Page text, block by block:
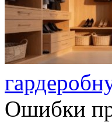
Ошибки